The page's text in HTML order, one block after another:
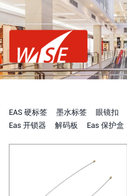
EAS 硬标签 墨水标签 眼镜扣
Eas 开锁器
解码板 Eas 保护盒